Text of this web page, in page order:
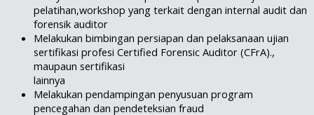
pelatihan,workshop yang terkait dengan internal audit dan
forensik auditor
Melakukan bimbingan persiapan dan pelaksanaan ujian
sertifikasi profesi Certified Forensic Auditor (CFrA).,
maupaun sertifikasi
lainnya
Melakukan pendampingan penyusuan program
pencegahan dan pendeteksian fraud